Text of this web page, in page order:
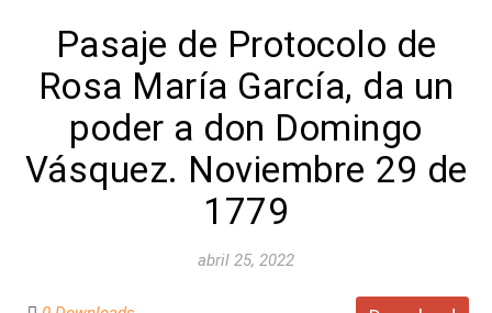
Pasaje de Protocolo de
Rosa María García, da un
poder a don Domingo
Vásquez. Noviembre 29 de
1779
abril 25, 2022